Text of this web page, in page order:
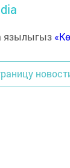
язылыгыз